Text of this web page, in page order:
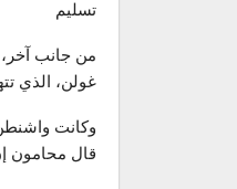
تسليم
من جانب آخر،
غولن، الذي
وكانت
قال محامون